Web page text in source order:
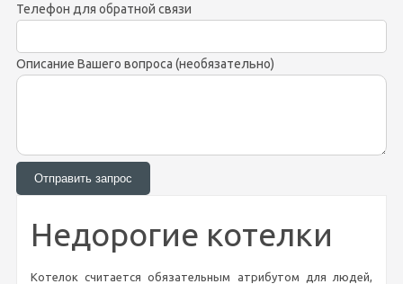
Телефон для обратной связи
Описание Вашего вопроса (необязательно)
Недорогие котелки
Котелок считается обязательным атрибутом для людей,